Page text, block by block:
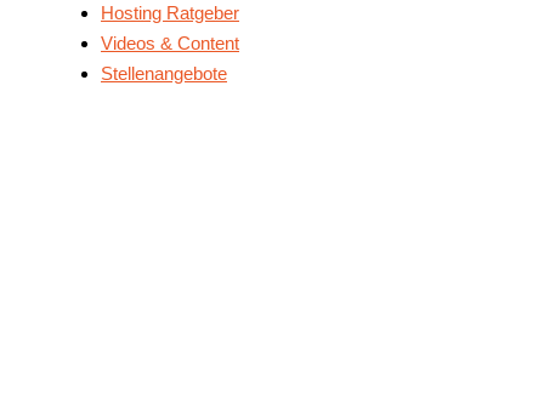
Hosting Ratgeber
Videos & Content
Stellenangebote